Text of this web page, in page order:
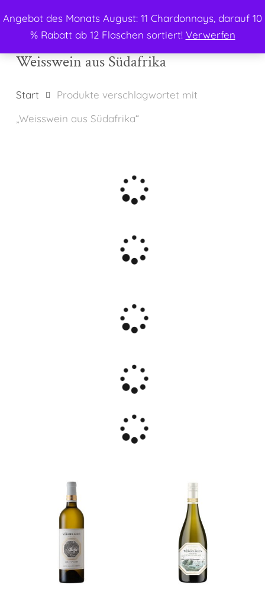
Angebot des Monats August: 11 Chardonnays, darauf 10
% Rabatt ab 12 Flaschen sortiert! Verwerfen
to
content
search
Weisswein aus Südafrika
Start
Produkte verschlagwortet mit
„Weisswein aus Südafrika“